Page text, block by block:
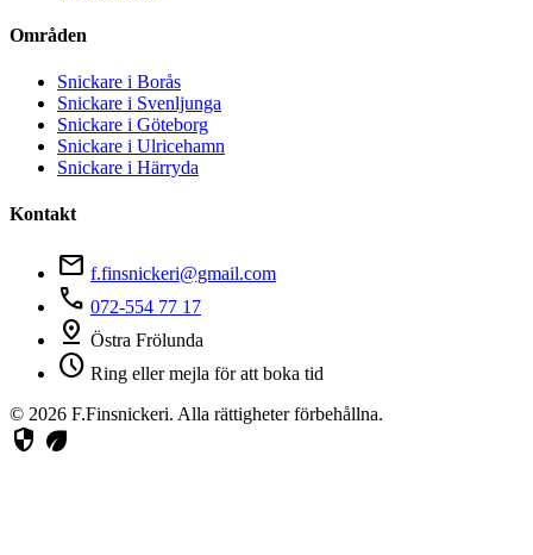
Områden
Snickare i Borås
Snickare i Svenljunga
Snickare i Göteborg
Snickare i Ulricehamn
Snickare i Härryda
Kontakt
mail f.finsnickeri@gmail.com
phone 072-554 77 17
pin_drop Östra Frölunda
schedule Ring eller mejla för att boka tid
© 2026 F.Finsnickeri. Alla rättigheter förbehållna.
security eco